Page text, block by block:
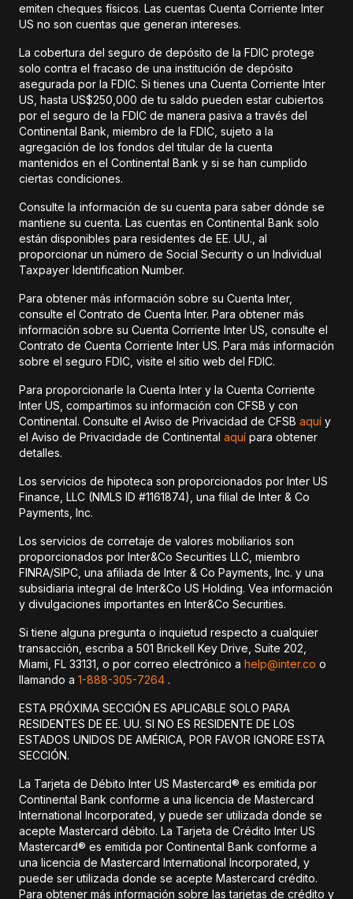
emiten cheques físicos. Las cuentas Cuenta Corriente Inter
US no son cuentas que generan intereses.
La cobertura del seguro de depósito de la FDIC protege
solo contra el fracaso de una institución de depósito
asegurada por la FDIC. Si tienes una Cuenta Corriente Inter
US, hasta US$250,000 de tu saldo pueden estar cubiertos
por el seguro de la FDIC de manera pasiva a través del
Continental Bank, miembro de la FDIC, sujeto a la
agregación de los fondos del titular de la cuenta
mantenidos en el Continental Bank y si se han cumplido
ciertas condiciones.
Consulte la información de su cuenta para saber dónde se
mantiene su cuenta. Las cuentas en Continental Bank solo
están disponibles para residentes de EE. UU., al
proporcionar un número de Social Security o un Individual
Taxpayer Identification Number.
Para obtener más información sobre su Cuenta Inter,
consulte el Contrato de Cuenta Inter. Para obtener más
información sobre su Cuenta Corriente Inter US, consulte el
Contrato de Cuenta Corriente Inter US. Para más información
sobre el seguro FDIC, visite el sitio web del FDIC.
Para proporcionarle la Cuenta Inter y la Cuenta Corriente
Inter US, compartimos su información con CFSB y con
Continental. Consulte el Aviso de Privacidad de CFSB aquí y
el Aviso de Privacidade de Continental aquí para obtener
detalles.
Los servicios de hipoteca son proporcionados por Inter US
Finance, LLC (NMLS ID #1161874), una filial de Inter & Co
Payments, Inc.
Los servicios de corretaje de valores mobiliarios son
proporcionados por Inter&Co Securities LLC, miembro
FINRA/SIPC, una afiliada de Inter & Co Payments, Inc. y una
subsidiaria integral de Inter&Co US Holding. Vea información
y divulgaciones importantes en Inter&Co Securities.
Si tiene alguna pregunta o inquietud respecto a cualquier
transacción, escriba a 501 Brickell Key Drive, Suite 202,
Miami, FL 33131, o por correo electrónico a help@inter.co o
llamando a 1-888-305-7264 .
ESTA PRÓXIMA SECCIÓN ES APLICABLE SOLO PARA
RESIDENTES DE EE. UU. SI NO ES RESIDENTE DE LOS
ESTADOS UNIDOS DE AMÉRICA, POR FAVOR IGNORE ESTA
SECCIÓN.
La Tarjeta de Débito Inter US Mastercard® es emitida por
Continental Bank conforme a una licencia de Mastercard
International Incorporated, y puede ser utilizada donde se
acepte Mastercard débito. La Tarjeta de Crédito Inter US
Mastercard® es emitida por Continental Bank conforme a
una licencia de Mastercard International Incorporated, y
puede ser utilizada donde se acepte Mastercard crédito.
Para obtener más información sobre las tarjetas de crédito y